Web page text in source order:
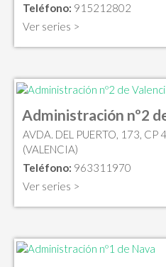
Teléfono: 915212802
Ver series >
Administración nº2
AVDA. DEL PUERTO, 173, CP
(VALENCIA)
Teléfono: 963311970
Ver series >